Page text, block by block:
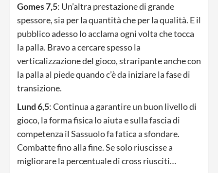
Gomes 7,5: Un’altra prestazione di grande
spessore, sia per la quantità che per la qualità. E il
pubblico adesso lo acclama ogni volta che tocca
la palla. Bravo a cercare spesso la
verticalizzazione del gioco, straripante anche con
la palla al piede quando c’è da iniziare la fase di
transizione.
Lund 6,5: Continua a garantire un buon livello di
gioco, la forma fisica lo aiuta e sulla fascia di
competenza il Sassuolo fa fatica a sfondare.
Combatte fino alla fine. Se solo riuscisse a
migliorare la percentuale di cross riusciti…